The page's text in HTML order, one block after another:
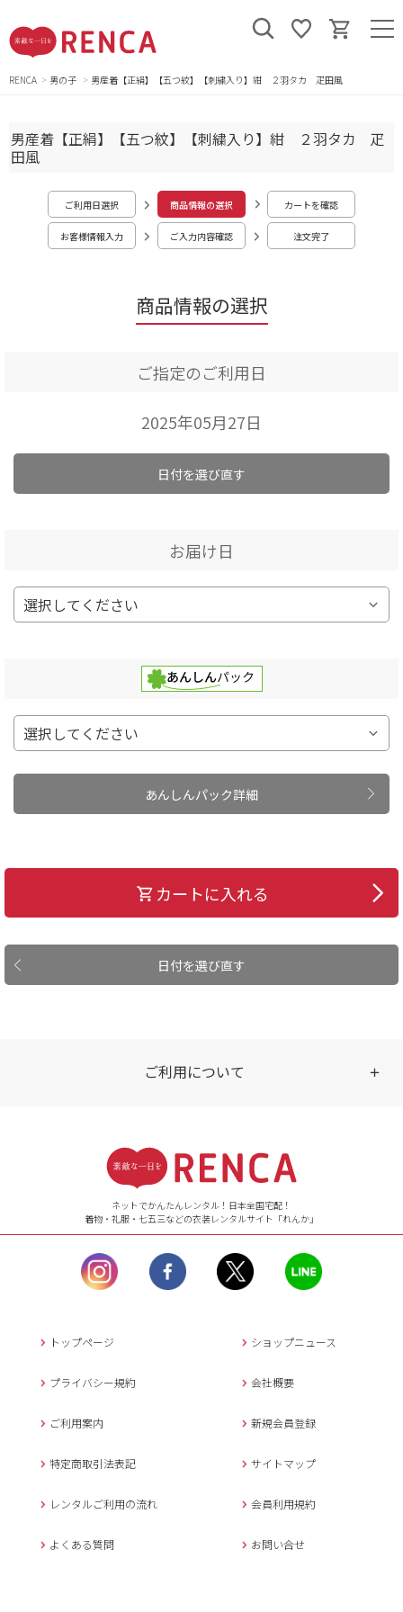
RENCA 男の子 男産着【正絹】【五つ紋】【刺繍入り】紺 ２羽タカ 疋田風
商品情報の選択
男産着【正絹】【五つ紋】【刺繍入り】紺 ２羽タカ 疋
田風
ご利用日選択 商品情報の選択 カートを確認
お客様情報入力 ご入力内容確認 注文完了
ご指定のご利用日
2025年05月27日
日付を選び直す
お届け日
あんしんパック詳細
日付を選び直す
カートに入れる
ご利用について
【ご注文（インターネット）】
24時間年中無休
【お問い合わせ窓口（メー
ル）】10:00~17:00
土曜日、日曜日、臨
時休業日を除く。
営業時間外にいただ
返信させていただきま
年末年始、大型連休
メールでのお問い合わせ
ネットでかんたんレンタル！日本全国宅配！
着物・礼服・七五三などの衣装レンタルサイト「れんか」
トップページ ショップニュース
プライバシー規約 会社概要
ご利用案内 新規会員登録
特定商取引法表記 サイトマップ
レンタルご利用の流れ 会員利用規約
よくある質問 お問い合せ